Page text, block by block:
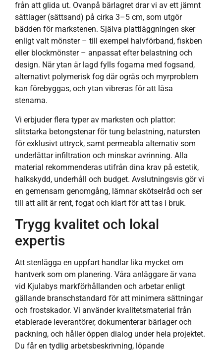
från att glida ut. Ovanpå bärlagret drar vi av ett jämnt
sättlager (sättsand) på cirka 3–5 cm, som utgör
bädden för markstenen. Själva plattläggningen sker
enligt valt mönster – till exempel halvförband, fiskben
eller blockmönster – anpassat efter belastning och
design. När ytan är lagd fylls fogarna med fogsand,
alternativt polymerisk fog där ogräs och myrproblem
kan förebyggas, och ytan vibreras för att låsa
stenarna.
Vi erbjuder flera typer av marksten och plattor:
slitstarka betongstenar för tung belastning, natursten
för exklusivt uttryck, samt permeabla alternativ som
underlättar infiltration och minskar avrinning. Alla
material rekommenderas utifrån dina krav på estetik,
halkskydd, underhåll och budget. Avslutningsvis gör vi
en gemensam genomgång, lämnar skötselråd och ser
till att allt är rent, fogat och klart för att tas i bruk.
Trygg kvalitet och lokal
expertis
Att stenlägga en uppfart handlar lika mycket om
hantverk som om planering. Våra anläggare är vana
vid Kjulabys markförhållanden och arbetar enligt
gällande branschstandard för att minimera sättningar
och frostskador. Vi använder kvalitetsmaterial från
etablerade leverantörer, dokumenterar bärlager och
packning, och håller öppen dialog under hela projektet.
Du får en tydlig arbetsbeskrivning, löpande